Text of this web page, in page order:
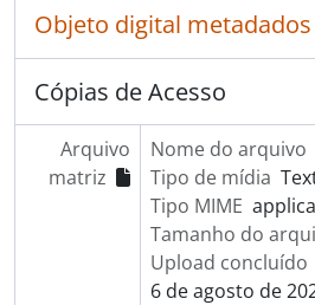
Objeto digital metadados
Cópias de Acesso
Arquivo
matriz
Nome do arquivo
Tipo de mídia
Tipo MIME
Tamanho do
Upload concluído
6 de agosto de